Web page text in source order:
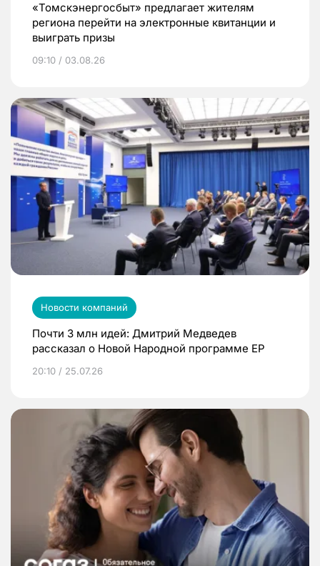
«Томскэнергосбыт» предлагает жителям
региона перейти на электронные квитанции и
выиграть призы
09:10 / 03.08.26
Новости компаний
Почти 3 млн идей: Дмитрий Медведев
рассказал о Новой Народной программе ЕР
20:10 / 25.07.26